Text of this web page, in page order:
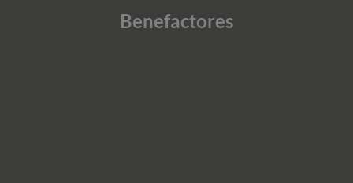
Benefactores